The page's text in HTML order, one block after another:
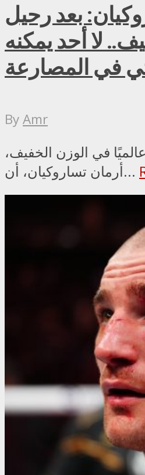
بعد رحيل
لا أحد يمكنه
في المصارعة
ByAmr
في الوزن الخفيف،
أرمان تساروكيان، أن...